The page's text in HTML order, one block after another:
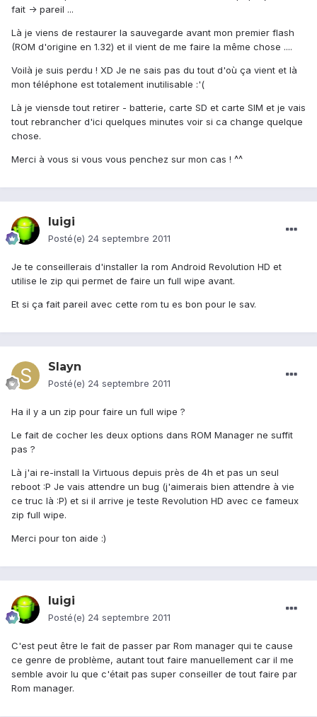
fait -> pareil ...
Là je viens de restaurer la sauvegarde avant mon premier flash
(ROM d'origine en 1.32) et il vient de me faire la même chose ....
Voilà je suis perdu ! XD Je ne sais pas du tout d'où ça vient et là
mon téléphone est totalement inutilisable :'(
Là je viensde tout retirer - batterie, carte SD et carte SIM et je vais
tout rebrancher d'ici quelques minutes voir si ca change quelque
chose.
Merci à vous si vous vous penchez sur mon cas ! ^^
luigi
Posté(e) 24 septembre 2011
Je te conseillerais d'installer la rom Android Revolution HD et
utilise le zip qui permet de faire un full wipe avant.
Et si ça fait pareil avec cette rom tu es bon pour le sav.
Slayn
Posté(e) 24 septembre 2011
Ha il y a un zip pour faire un full wipe ?
Le fait de cocher les deux options dans ROM Manager ne suffit
pas ?
Là j'ai re-install la Virtuous depuis près de 4h et pas un seul
reboot :P Je vais attendre un bug (j'aimerais bien attendre à vie
ce truc là :P) et si il arrive je teste Revolution HD avec ce fameux
zip full wipe.
Merci pour ton aide :)
luigi
Posté(e) 24 septembre 2011
C'est peut être le fait de passer par Rom manager qui te cause
ce genre de problème, autant tout faire manuellement car il me
semble avoir lu que c'était pas super conseiller de tout faire par
Rom manager.